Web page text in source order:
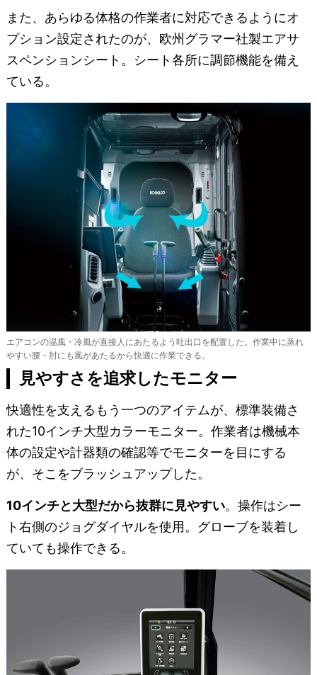
また、あらゆる体格の作業者に対応できるようにオ
プション設定されたのが、欧州グラマー社製エアサ
スペンションシート。シート各所に調節機能を備え
ている。
エアコンの温風・冷風が直接人にあたるよう吐出口を配置した。作業中に蒸れ
やすい腰・肘にも風があたるから快適に作業できる。
見やすさを追求したモニター
快適性を支えるもう一つのアイテムが、標準装備さ
れた10インチ大型カラーモニター。作業者は機械本
体の設定や計器類の確認等でモニターを目にする
が、そこをブラッシュアップした。
10インチと大型だから抜群に見やすい。操作はシー
ト右側のジョグダイヤルを使用。グローブを装着し
ていても操作できる。